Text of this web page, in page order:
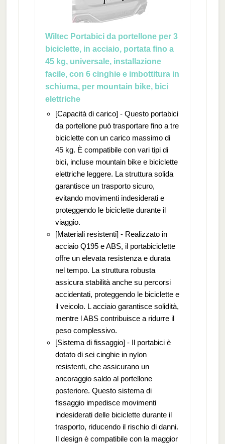
Wiltec Portabici da portellone per 3
biciclette, in acciaio, portata fino a
45 kg, universale, installazione
facile, con 6 cinghie e imbottitura in
schiuma, per mountain bike, bici
elettriche
[Capacità di carico] - Questo portabici
da portellone può trasportare fino a tre
biciclette con un carico massimo di
45 kg. È compatibile con vari tipi di
bici, incluse mountain bike e biciclette
elettriche leggere. La struttura solida
garantisce un trasporto sicuro,
evitando movimenti indesiderati e
proteggendo le biciclette durante il
viaggio.
[Materiali resistenti] - Realizzato in
acciaio Q195 e ABS, il portabiciclette
offre un elevata resistenza e durata
nel tempo. La struttura robusta
assicura stabilità anche su percorsi
accidentati, proteggendo le biciclette e
il veicolo. L acciaio garantisce solidità,
mentre l ABS contribuisce a ridurre il
peso complessivo.
[Sistema di fissaggio] - Il portabici è
dotato di sei cinghie in nylon
resistenti, che assicurano un
ancoraggio saldo al portellone
posteriore. Questo sistema di
fissaggio impedisce movimenti
indesiderati delle biciclette durante il
trasporto, riducendo il rischio di danni.
Il design è compatibile con la maggior